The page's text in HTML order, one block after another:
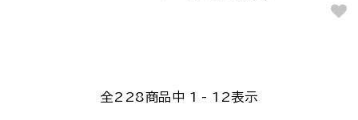
全228商品中 1 - 12表示